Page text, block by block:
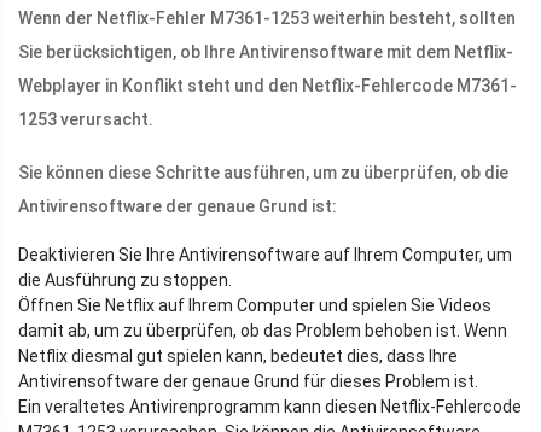
Wenn der Netflix-Fehler M7361-1253 weiterhin besteht, sollten
Sie berücksichtigen, ob Ihre Antivirensoftware mit dem Netflix-
Webplayer in Konflikt steht und den Netflix-Fehlercode M7361-
1253 verursacht.
Sie können diese Schritte ausführen, um zu überprüfen, ob die
Antivirensoftware der genaue Grund ist:
Deaktivieren Sie Ihre Antivirensoftware auf Ihrem Computer, um
die Ausführung zu stoppen.
Öffnen Sie Netflix auf Ihrem Computer und spielen Sie Videos
damit ab, um zu überprüfen, ob das Problem behoben ist. Wenn
Netflix diesmal gut spielen kann, bedeutet dies, dass Ihre
Antivirensoftware der genaue Grund für dieses Problem ist.
Ein veraltetes Antivirenprogramm kann diesen Netflix-Fehlercode